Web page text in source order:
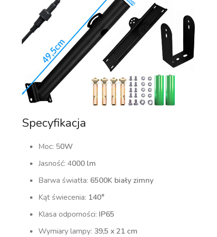
Specyfikacja
Moc: 50W
Jasność: 4000 lm
Barwa światła: 6500K biały zimny
Kąt świecenia: 140°
Klasa odporności: IP65
Wymiary lampy: 39,5 x 21 cm